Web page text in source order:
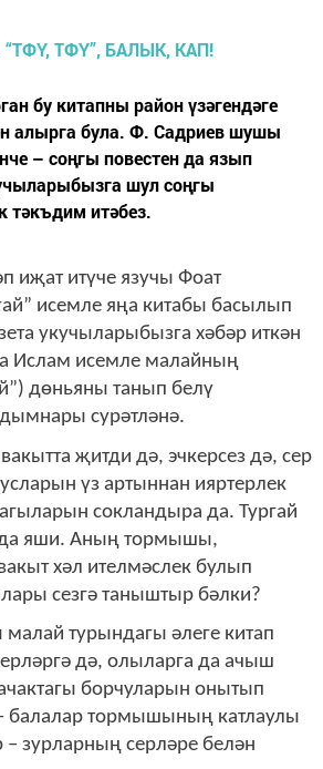
бу китапны район үзәгендәге
алырга була. Ф. Садриев шушы
– соңгы повестен да язып
шул соңгы
тәкъдим итәбез.
иҗат итүче язучы Фоат
исемле яңа китабы басылып
укучыларыбызга хәбәр иткән
Ислам исемле малайның
дөньяны танып белү
сурәтләнә.
җитди дә, эчкерсез дә, сер
үз артыннан ияртерлек
сокландыра да. Тургай
яши. Аның тормышы,
хәл ителмәслек булып
сезгә таныштыр бәлки?
турындагы әлеге китап
дә, олыларга да ачыш
борчуларын онытып
балалар тормышының катлаулы
зурларның серләре белән